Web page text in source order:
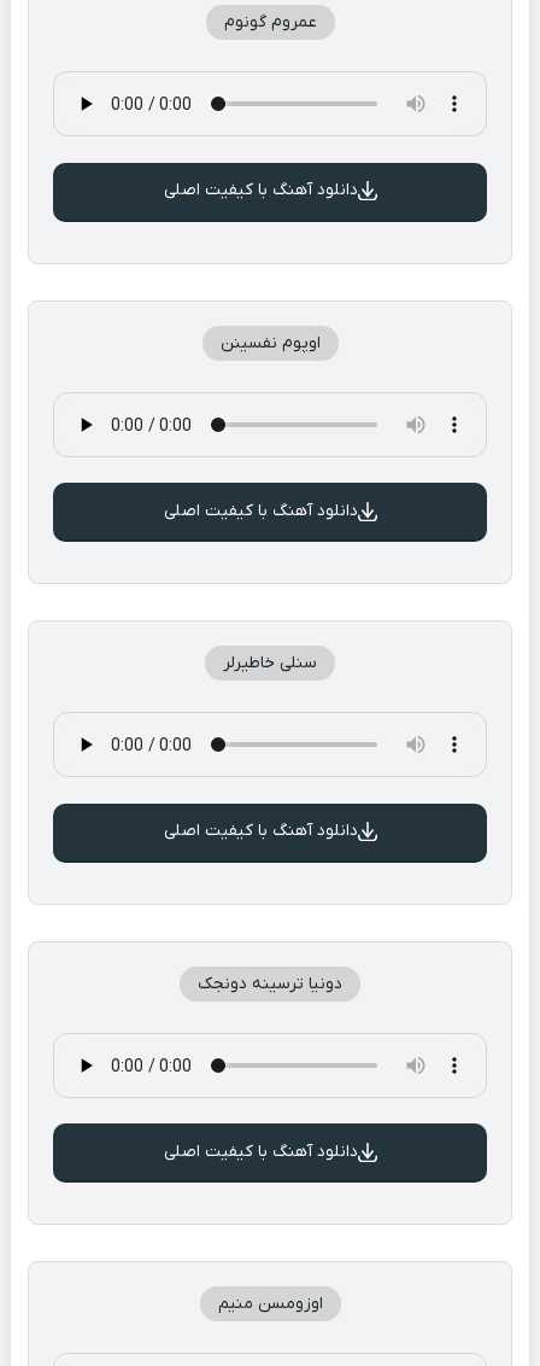
عمروم گونوم
دانلود آهنگ با کیفیت اصلی
اوپوم نفسینن
دانلود آهنگ با کیفیت اصلی
سنلی خاطیرلر
دانلود آهنگ با کیفیت اصلی
دونیا ترسینه دونجک
دانلود آهنگ با کیفیت اصلی
اوزومسن منیم